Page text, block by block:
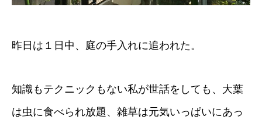
昨日は１日中、庭の手入れに追われた。
知識もテクニックもない私が世話をしても、大葉
は虫に食べられ放題、雑草は元気いっぱいにあっ